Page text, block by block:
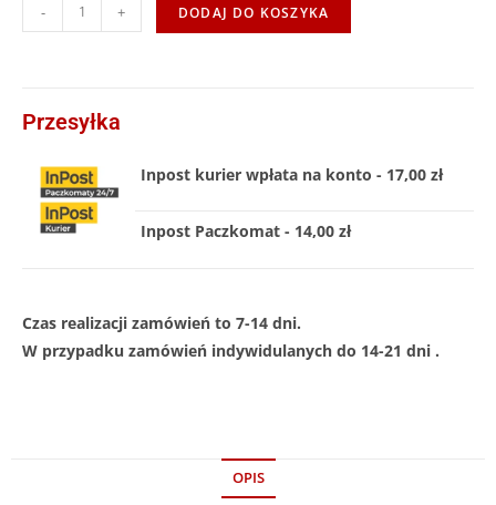
- + DODAJ DO KOSZYKA
Przesyłka
Inpost kurier wpłata na konto - 17,00 zł
Inpost Paczkomat - 14,00 zł
Czas realizacji zamówień to 7-14 dni.
W przypadku zamówień indywidulanych do 14-21 dni .
OPIS